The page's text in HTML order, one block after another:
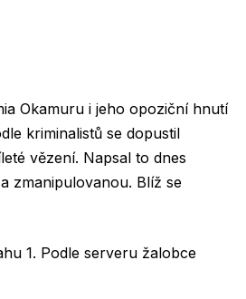
Okamuru i jeho opoziční hnutí
kriminalistů se dopustil
vězení. Napsal to dnes
zmanipulovanou. Blíž se
1. Podle serveru žalobce